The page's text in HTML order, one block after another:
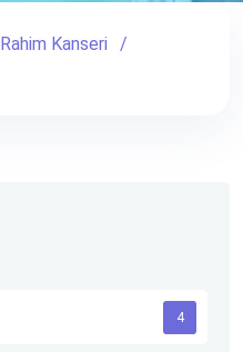
Rahim Kanseri
4